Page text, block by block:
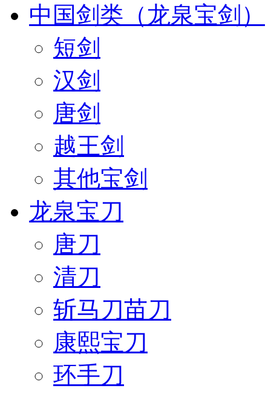
中国剑类（龙泉宝剑）
短剑
汉剑
唐剑
越王剑
其他宝剑
龙泉宝刀
唐刀
清刀
斩马刀苗刀
康熙宝刀
环手刀